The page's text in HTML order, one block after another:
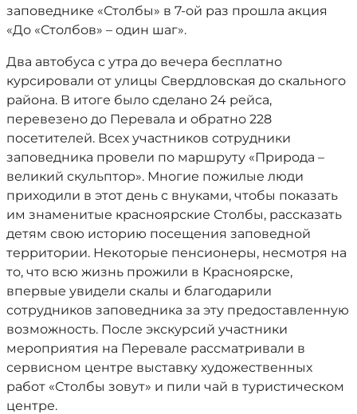
заповеднике «Столбы» в 7-ой раз прошла акция
«До «Столбов» – один шаг».
Два автобуса с утра до вечера бесплатно
курсировали от улицы Свердловская до скального
района. В итоге было сделано 24 рейса,
перевезено до Перевала и обратно 228
посетителей. Всех участников сотрудники
заповедника провели по маршруту «Природа –
великий скульптор». Многие пожилые люди
приходили в этот день с внуками, чтобы показать
им знаменитые красноярские Столбы, рассказать
детям свою историю посещения заповедной
территории. Некоторые пенсионеры, несмотря на
то, что всю жизнь прожили в Красноярске,
впервые увидели скалы и благодарили
сотрудников заповедника за эту предоставленную
возможность. После экскурсий участники
мероприятия на Перевале рассматривали в
сервисном центре выставку художественных
работ «Столбы зовут» и пили чай в туристическом
центре.